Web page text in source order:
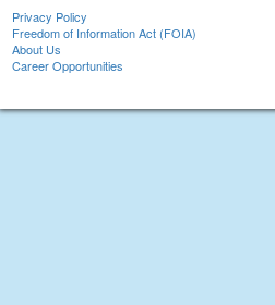
Privacy Policy
Freedom of Information Act (FOIA)
About Us
Career Opportunities